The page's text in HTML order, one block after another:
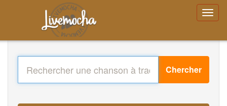
Chercher